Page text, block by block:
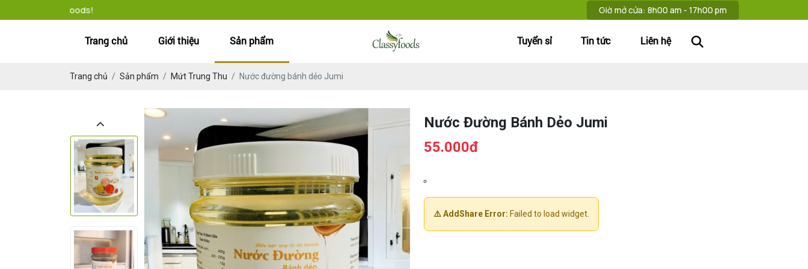
to Classy Foods! Giờ mở cửa: 8h00 am - 17h00 pm
Trang chủ Giới thiệu Sản phẩm Tuyển sỉ Tin tức Liên hệ
Trang chủ Sản phẩm Mứt Trung Thu Nước đường bánh dẻo Jumi
Nước Đường Bánh Dẻo Jumi
55.000đ
⚠️ AddShare Error: Failed to load widget.